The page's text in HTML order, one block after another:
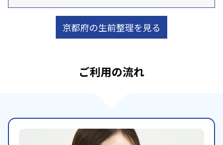
京都府の生前整理を見る
ご利用の流れ